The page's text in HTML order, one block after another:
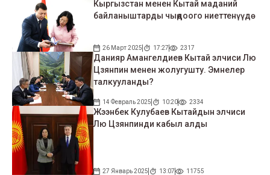
Кыргызстан менен Кытай маданий
байланыштарды чыңдоого ниеттенүүдө
26 Март 2025 17:27 2317
Данияр Амангелдиев Кытай элчиси Лю
Цзянпин менен жолугушту. Эмнелер
талкууланды?
14 Февраль 2025 10:20 2334
Жээнбек Кулубаев Кытайдын элчиси
Лю Цзянпинди кабыл алды
27 Январь 2025 13:07 11755